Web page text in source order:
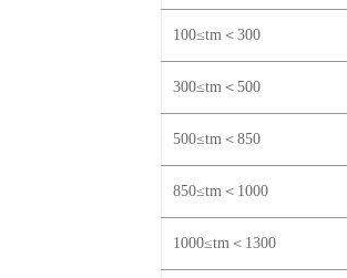
100≤tm ＜300
300≤tm ＜500
500≤tm ＜850
850≤tm ＜1000
1000≤tm ＜1300